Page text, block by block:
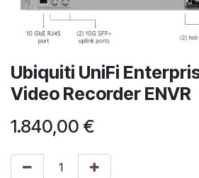
Ubiquiti UniFi
Video Recorder ENVR
1.840,00 €